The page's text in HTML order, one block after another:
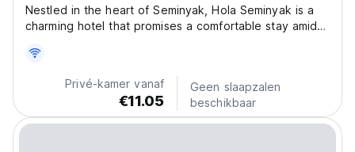
Nestled in the heart of Seminyak, Hola Seminyak is a
charming hotel that promises a comfortable stay amidst
Conveniently located just minutes away from the
stunning beach, Hola Seminyak offers the perfect
blend...Privé-kamer vanaf
€11.05
Geen slaapzalen
beschikbaar